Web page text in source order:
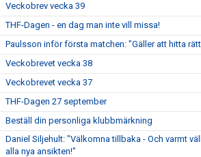
Veckobrev vecka 39
THF-Dagen - en dag man inte vill missa!
Paulsson inför första matchen: "Gäller att hitta
Veckobrevet vecka 38
Veckobrevet vecka 37
THF-Dagen 27 september
Beställ din personliga klubbmärkning
Daniel Siljehult: "Välkomna tillbaka - Och varmt
alla nya ansikten!"